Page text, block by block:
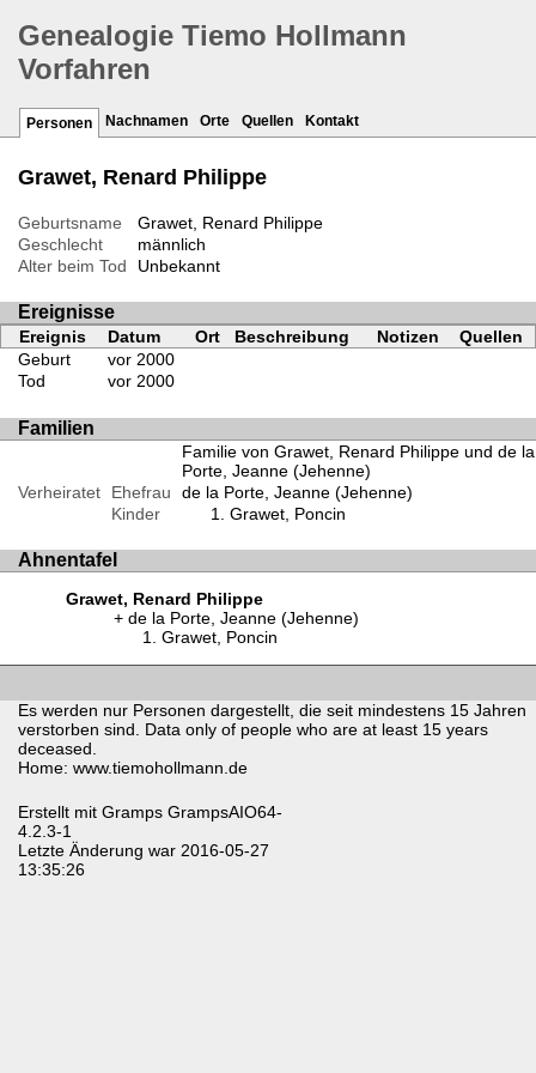
Genealogie Tiemo Hollmann
Vorfahren
Personen Nachnamen Orte Quellen Kontakt
Grawet, Renard Philippe
Geburtsname
Grawet, Renard Philippe
Geschlecht
männlich
Alter beim Tod
Unbekannt
Ereignisse
Ereignis Datum Ort Beschreibung Notizen
Quellen
Geburt
vor 2000
Tod
vor 2000
Familien
Familie von Grawet, Renard Philippe und de la
Porte, Jeanne (Jehenne)
Verheiratet
Ehefrau
de la Porte, Jeanne (Jehenne)
Kinder
Grawet, Poncin
Ahnentafel
Grawet, Renard Philippe
de la Porte, Jeanne (Jehenne)
Grawet, Poncin
Es werden nur Personen dargestellt, die seit mindestens 15 Jahren
verstorben sind. Data only of people who are at least 15 years
deceased.
Home: www.tiemohollmann.de
Erstellt mit Gramps GrampsAIO64-
4.2.3-1
Letzte Änderung war 2016-05-27
13:35:26